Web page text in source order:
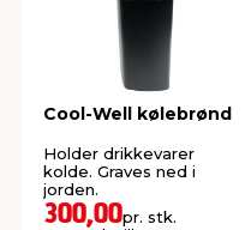
Cool-Well kølebrønd
Holder drikkevarer
kolde. Graves ned i
jorden.
300,00pr. stk.